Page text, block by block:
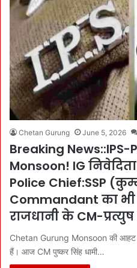
Chetan Gurung June 5, 2026
Breaking News::IPS-
Monsoon! IG
Police Chief:SSP
Commandant का भी
राजधानी के CM-
Chetan Gurung Monsoon की आहट के
हैं। आज CM पुष्कर सिंह धामी…